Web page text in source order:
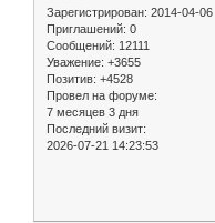
Зарегистрирован: 2014-04-06
Приглашений: 0
Сообщений: 12111
Уважение: +3655
Позитив: +4528
Провел на форуме:
7 месяцев 3 дня
Последний визит:
2026-07-21 14:23:53